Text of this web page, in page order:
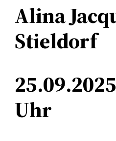
Alina
Stieldorf
Uhr